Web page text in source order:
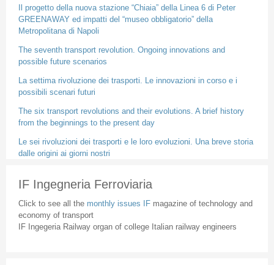
Il progetto della nuova stazione “Chiaia” della Linea 6 di Peter
GREENAWAY ed impatti del “museo obbligatorio” della
Metropolitana di Napoli
The seventh transport revolution. Ongoing innovations and
possible future scenarios
La settima rivoluzione dei trasporti. Le innovazioni in corso e i
possibili scenari futuri
The six transport revolutions and their evolutions. A brief history
from the beginnings to the present day
Le sei rivoluzioni dei trasporti e le loro evoluzioni. Una breve storia
dalle origini ai giorni nostri
IF Ingegneria Ferroviaria
Click to see all the monthly issues IF magazine of technology and
economy of transport
IF Ingegeria Railway organ of college Italian railway engineers